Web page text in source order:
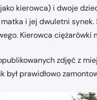
kierowca) i dwoje
matka i jej dwuletni
Kierowca ciężarówki
zdjęć z
był prawidłowo